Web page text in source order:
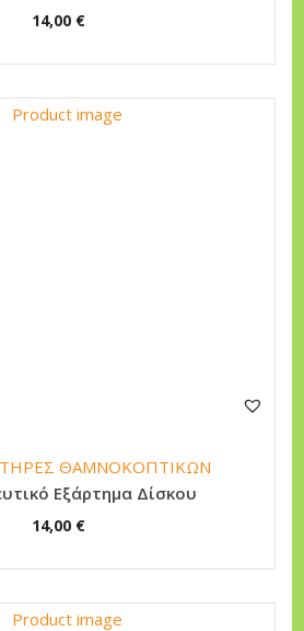
14,00 €
ΘΑΜΝΟΚΟΠΤΙΚΩΝ
Εξάρτημα Δίσκου
14,00 €